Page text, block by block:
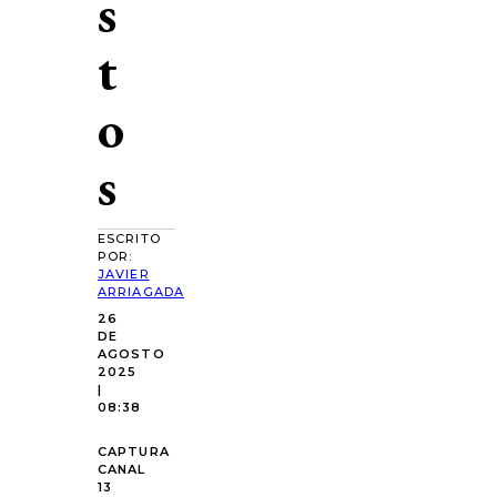
t
o
s
ESCRITO
POR:
JAVIER
ARRIAGADA
26
DE
AGOSTO
2025
|
08:38
CAPTURA
CANAL
13